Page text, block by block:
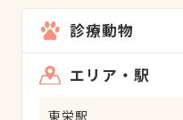
診療動物
エリア・駅
東栄駅